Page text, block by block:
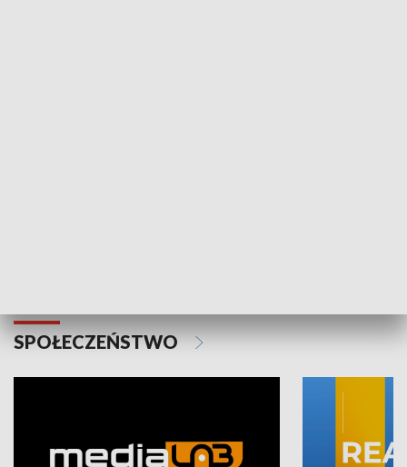
SPOŁECZEŃSTWO